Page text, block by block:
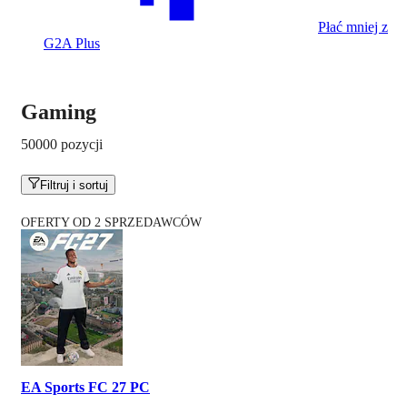
Płać mniej z
G2A Plus
Gaming
50000 pozycji
Filtruj i sortuj
OFERTY OD 2 SPRZEDAWCÓW
EA Sports FC 27 PC